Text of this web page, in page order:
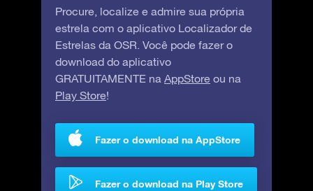
Procure, localize e admire sua própria
estrela com o aplicativo Localizador de
Estrelas da OSR. Você pode fazer o
download do aplicativo
GRATUITAMENTE na AppStore ou na
Play Store!
Fazer o download na AppStore
Fazer o download na Play Store